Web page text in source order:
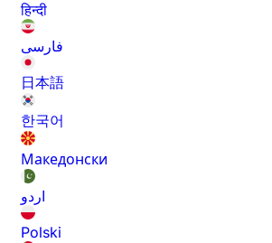
हिन्दी
فارسی
日本語
한국어
Македонски
اردو
Polski